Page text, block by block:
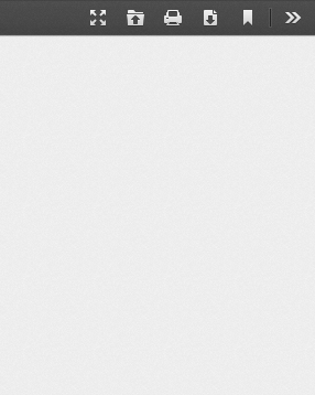
Presentation
Open Print Download
Current